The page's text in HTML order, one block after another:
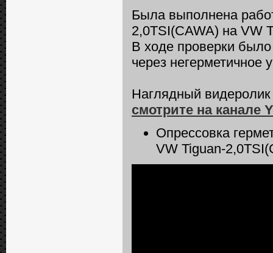
Была выполнена
2,0TSI(CAWA) на VW
В ходе проверки
через
Наглядный видеролик
смотрите на канале
Опрессовка
VW Tiguan-